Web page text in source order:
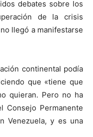
debates sobre los
de la crisis
llegó a manifestarse
continental podía
que «tiene que
quieran. Pero no ha
Consejo Permanente
Venezuela, y es una